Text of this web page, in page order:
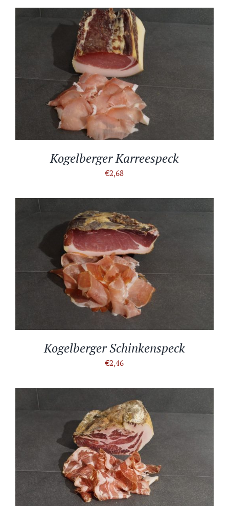
IN DEN WARENKORB /
Kogelberger Karreespeck
€2,68
IN DEN WARENKORB /
Kogelberger Schinkenspeck
€2,46
IN DEN WARENKORB /